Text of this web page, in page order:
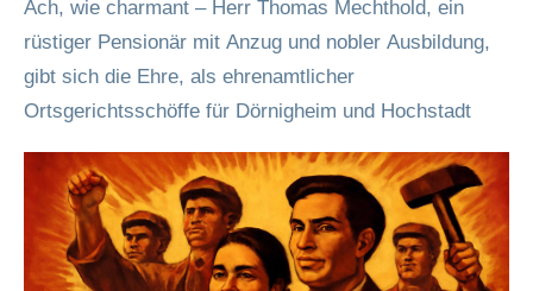
Ach, wie charmant – Herr Thomas Mechthold, ein
rüstiger Pensionär mit Anzug und nobler Ausbildung,
gibt sich die Ehre, als ehrenamtlicher
Ortsgerichtsschöffe für Dörnigheim und Hochstadt